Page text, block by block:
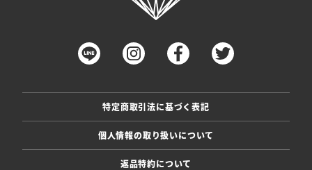
特定商取引法に基づく表記
個人情報の取り扱いについて
返品特約について